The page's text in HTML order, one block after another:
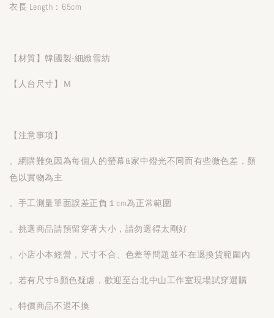
衣長 Length：65cm
【材質】韓國製-細緻雪紡
【人台尺寸】Ｍ
【注意事項】
。網購難免因為每個人的螢幕&家中燈光不同而有些微色差，顏
色以實物為主
。手工測量單面誤差正負１cm為正常範圍
。挑選商品請預留穿著大小，請勿選得太剛好
。小店小本經營，尺寸不合、色差等問題並不在退換貨範圍內
。若有尺寸&顏色疑慮，歡迎至台北中山工作室現場試穿選購
。特價商品不退不換